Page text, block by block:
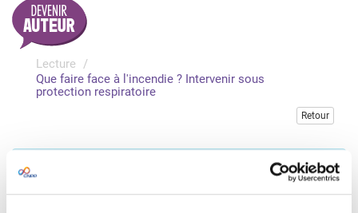
Lecture
Que faire face à l'incendie ? Intervenir sous
protection respiratoire
Retour
Veuillez vous connecter pour accéder à cette publication